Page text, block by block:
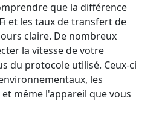
que la différence
et les taux de transfert de
claire. De nombreux
la vitesse de votre
du protocole utilisé. Ceux-ci
les
même l'appareil que vous